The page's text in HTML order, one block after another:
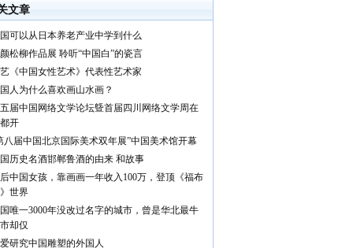
文章
可以从日本养老产业中学到什么
松柳作品展 聆听“中国白”的瓷言
《中国女性艺术》代表性艺术家
人为什么喜欢画山水画？
届中国网络文学论坛曁首届四川网络文学周在
开
八届中国北京国际美术双年展”中国美术馆开幕
历史名酒邯郸鲁酒的由来 和故事
中国女孩，靠画画一年收入100万，登顶《福布
世界
唯一3000年没改过名字的城市，曾是华北最牛
却仅
研究中国雕塑的外国人